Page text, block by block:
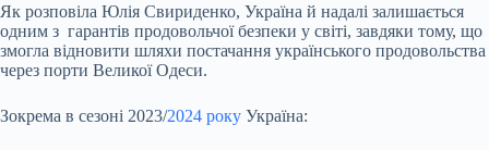
Як розповіла Юлія Свириденко, Україна й надалі залишається
одним з гарантів продовольчої безпеки у світі, завдяки тому, що
змогла відновити шляхи постачання українського продовольства
через порти Великої Одеси.
Зокрема в сезоні 2023/2024 року Україна: